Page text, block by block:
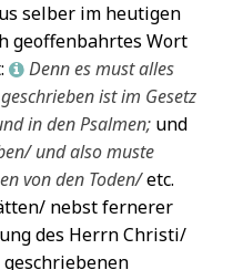
selber im heutigen
geoffenbahrtes Wort
L Denn es must alles
ist im Gesetz
in den Psalmen;und
und also muste
von den Toden/etc.
nebst fernerer
des Herrn Christi/